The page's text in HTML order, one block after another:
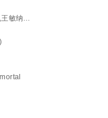
敏纳,
,辰朔,